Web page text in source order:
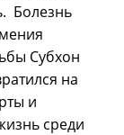
Болезнь
Субхон
на
и
среди